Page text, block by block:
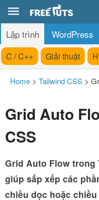
Lập trình WordPress
C / C++ Giải thuật
Home > Tailwind CSS >
Grid Auto
CSS
Grid Auto Flow trong
giúp sắp xếp các
chiều dọc hoặc